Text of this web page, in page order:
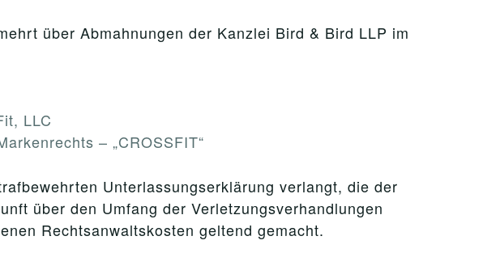
über Abmahnungen der Kanzlei Bird & Bird LLP im
LLC
– „CROSSFIT“
Unterlassungserklärung verlangt, die der
über den Umfang der Verletzungsverhandlungen
Rechtsanwaltskosten geltend gemacht.